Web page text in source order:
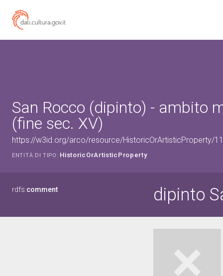
San Rocco (dipinto) - ambito
(fine sec. XV)
https://w3id.org/arco/resource/HistoricOrArtisticProperty/
ENTITÀ DI TIPO: HistoricOrArtisticProperty
rdfs:comment dipinto